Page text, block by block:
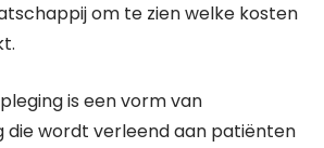
om te zien welke kosten
is een vorm van
die wordt verleend aan patiënten